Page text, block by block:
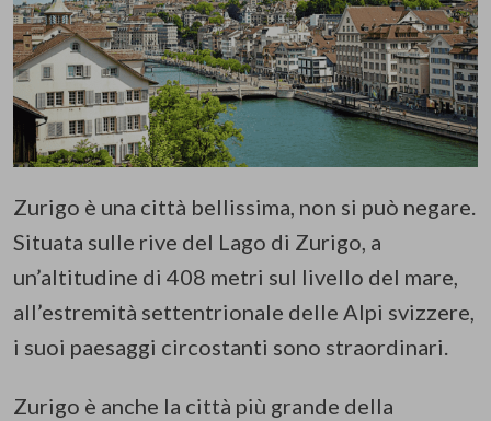
Zurigo è una città bellissima, non si può negare.
Situata sulle rive del Lago di Zurigo, a
un’altitudine di 408 metri sul livello del mare,
all’estremità settentrionale delle Alpi svizzere,
i suoi paesaggi circostanti sono straordinari.
Zurigo è anche la città più grande della